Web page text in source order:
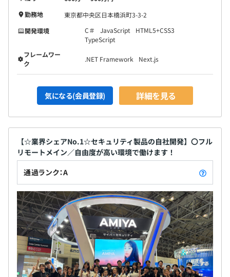
勤務地
東京都中央区日本橋浜町3-3-2
開発環境
C＃ JavaScript
HTML5+CSS3
TypeScript
フレームワー
ク
.NET Framework Next.js
気になる(会員登録) 詳細を見る
【☆業界シェアNo.1☆セキュリティ製品の自社開発】〇フル
リモートメイン／自由度が高い環境で働けます！
通過ランク：A